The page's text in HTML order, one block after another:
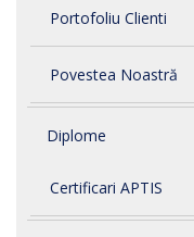
Portofoliu Clienti
Povestea Noastră
Diplome
Certificari APTIS